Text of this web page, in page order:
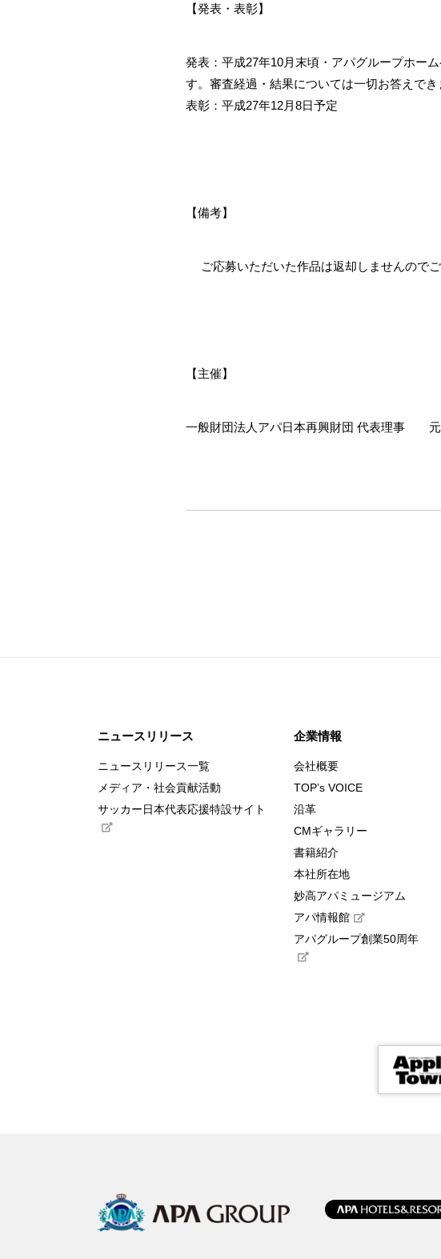
【発表・表彰】
発表：平成27年10月末頃・アパグループホー
す。審査経過・結果については一切お答えでき
表彰：平成27年12月8日予定
【備考】
ご応募いただいた作品は返却しませんので
【主催】
一般財団法人アパ日本再興財団 代表理事 元
ニュースリリース
ニュースリリース一覧
メディア・社会貢献活動
サッカー日本代表応援特設サイト
企業情報
会社概要
TOP’s VOICE
沿革
CMギャラリー
書籍紹介
本社所在地
妙高アパミュージアム
アパ情報館
アパグループ創業50周年